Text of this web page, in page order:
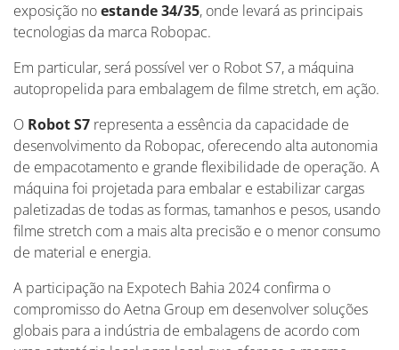
exposição noestande 34/35, onde levará as principais
tecnologias da marca Robopac.
Em particular, será possível ver o Robot S7, a máquina
autopropelida para embalagem de filme stretch, em ação.
O Robot S7 representa a essência da capacidade de
desenvolvimento da Robopac, oferecendo alta autonomia
de empacotamento e grande flexibilidade de operação. A
máquina foi projetada para embalar e estabilizar cargas
paletizadas de todas as formas, tamanhos e pesos, usando
filme stretch com a mais alta precisão e o menor consumo
de material e energia.
A participação na Expotech Bahia 2024 confirma o
compromisso do Aetna Group em desenvolver soluções
globais para a indústria de embalagens de acordo com